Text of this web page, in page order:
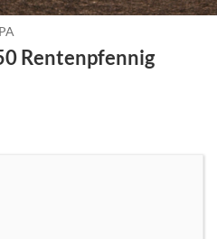
Rentenpfennig